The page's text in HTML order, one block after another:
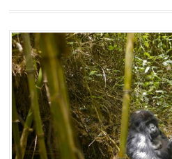
Inhalt
springen